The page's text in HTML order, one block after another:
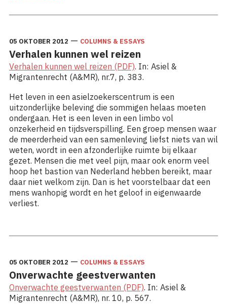
05 OKTOBER 2012 — COLUMNS & ESSAYS
Verhalen kunnen wel reizen
Verhalen kunnen wel reizen (PDF). In: Asiel &
Migrantenrecht (A&MR), nr.7, p. 383.
Het leven in een asielzoekerscentrum is een
uitzonderlijke beleving die sommigen helaas moeten
ondergaan. Het is een leven in een limbo vol
onzekerheid en tijdsverspilling. Een groep mensen waar
de meerderheid van een samenleving liefst niets van wil
weten, wordt in een afzonderlijke ruimte bij elkaar
gezet. Mensen die met veel pijn, maar ook enorm veel
hoop het bastion van Nederland hebben bereikt, maar
daar niet welkom zijn. Dan is het voorstelbaar dat een
mens wanhopig wordt en het geloof in eigenwaarde
verliest.
05 OKTOBER 2012 — COLUMNS & ESSAYS
Onverwachte geestverwanten
Onverwachte geestverwanten (PDF). In: Asiel &
Migrantenrecht (A&MR), nr. 10, p. 567.